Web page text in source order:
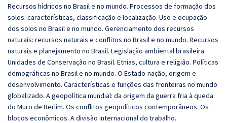
Recursos hídricos no Brasil e no mundo. Processos de formação dos
solos: características, classificação e localização. Uso e ocupação
dos solos no Brasil e no mundo. Gerenciamento dos recursos
naturais: recursos naturais e conflitos no Brasil e no mundo. Recursos
naturais e planejamento no Brasil. Legislação ambiental brasileira.
Unidades de Conservação no Brasil. Etnias, cultura e religião. Políticas
demográficas no Brasil e no mundo. O Estado-nação, origem e
desenvolvimento. Características e funções das fronteiras no mundo
globalizado. A geopolítica mundial: da origem da guerra fria à queda
do Muro de Berlim. Os conflitos geopolíticos contemporâneos. Os
blocos econômicos. A divisão internacional do trabalho.